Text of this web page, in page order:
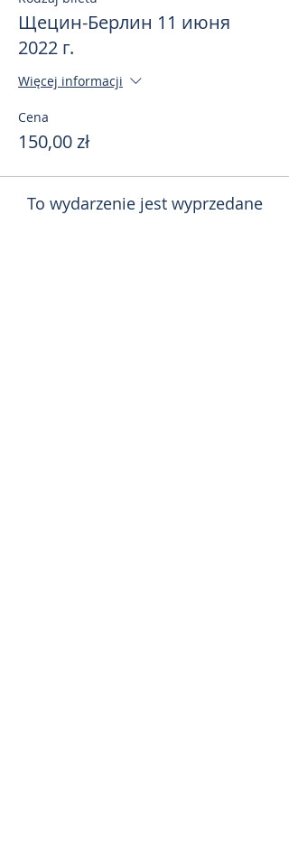
Щецин-Берлин 11 июня
2022 г.
Więcej informacji
Cena
150,00 zł
To wydarzenie jest wyprzedane